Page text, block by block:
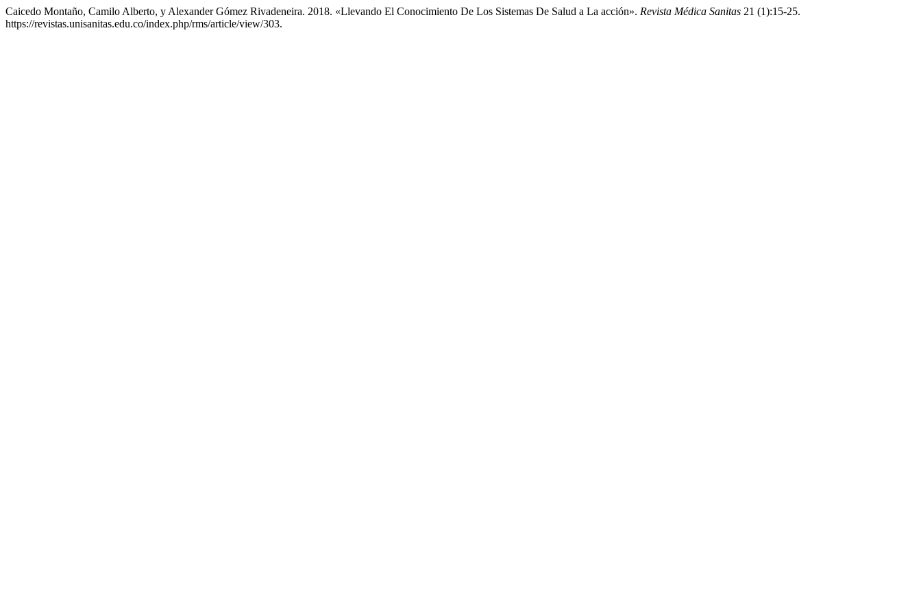
Caicedo Montaño, Camilo Alberto, y Alexander Gómez Rivadeneira. 2018. «Llevando El Conocimiento De Los Sistemas De Salud a La acción». Revista Médica Sanitas 21 (1):15-25.
https://revistas.unisanitas.edu.co/index.php/rms/article/view/303.